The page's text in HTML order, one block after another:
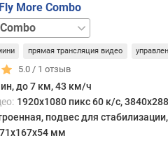
по
More Combo
прямая трансляция видео
5.0 / 1 отзыв
до 7 км, 43 км/ч
1920x1080 пикс 60 к/с,
подвес для
мм